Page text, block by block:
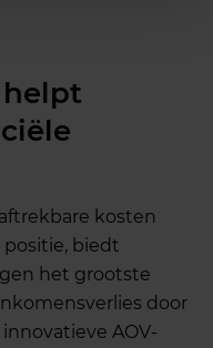
helpt
kosten
positie, biedt
het grootste
door
AOV-